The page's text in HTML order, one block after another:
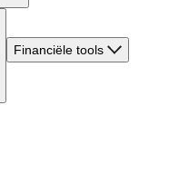
Financiële tools